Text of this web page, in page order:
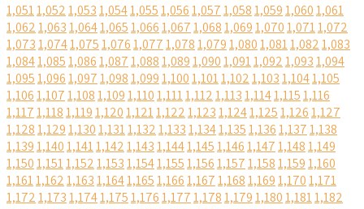
1,0511,0521,0531,0541,0551,0561,0571,0581,0591,0601,061
1,0621,0631,0641,0651,0661,0671,0681,0691,0701,0711,072
1,0731,0741,0751,0761,0771,0781,0791,0801,0811,0821,083
1,0841,0851,0861,0871,0881,0891,0901,0911,0921,0931,094
1,0951,0961,0971,0981,0991,1001,1011,1021,1031,1041,105
1,1061,1071,1081,1091,1101,1111,1121,1131,1141,1151,116
1,1171,1181,1191,1201,1211,1221,1231,1241,1251,1261,127
1,1281,1291,1301,1311,1321,1331,1341,1351,1361,1371,138
1,1391,1401,1411,1421,1431,1441,1451,1461,1471,1481,149
1,1501,1511,1521,1531,1541,1551,1561,1571,1581,1591,160
1,1611,1621,1631,1641,1651,1661,1671,1681,1691,1701,171
1,1721,1731,1741,1751,1761,1771,1781,1791,1801,1811,182